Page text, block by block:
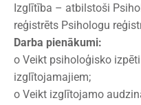
Izglītība – atbilstoši
reģistrēts Psihologu
Darba pienākumi:
o Veikt psiholoģisko
izglītojamajiem;
o Veikt izglītojamo